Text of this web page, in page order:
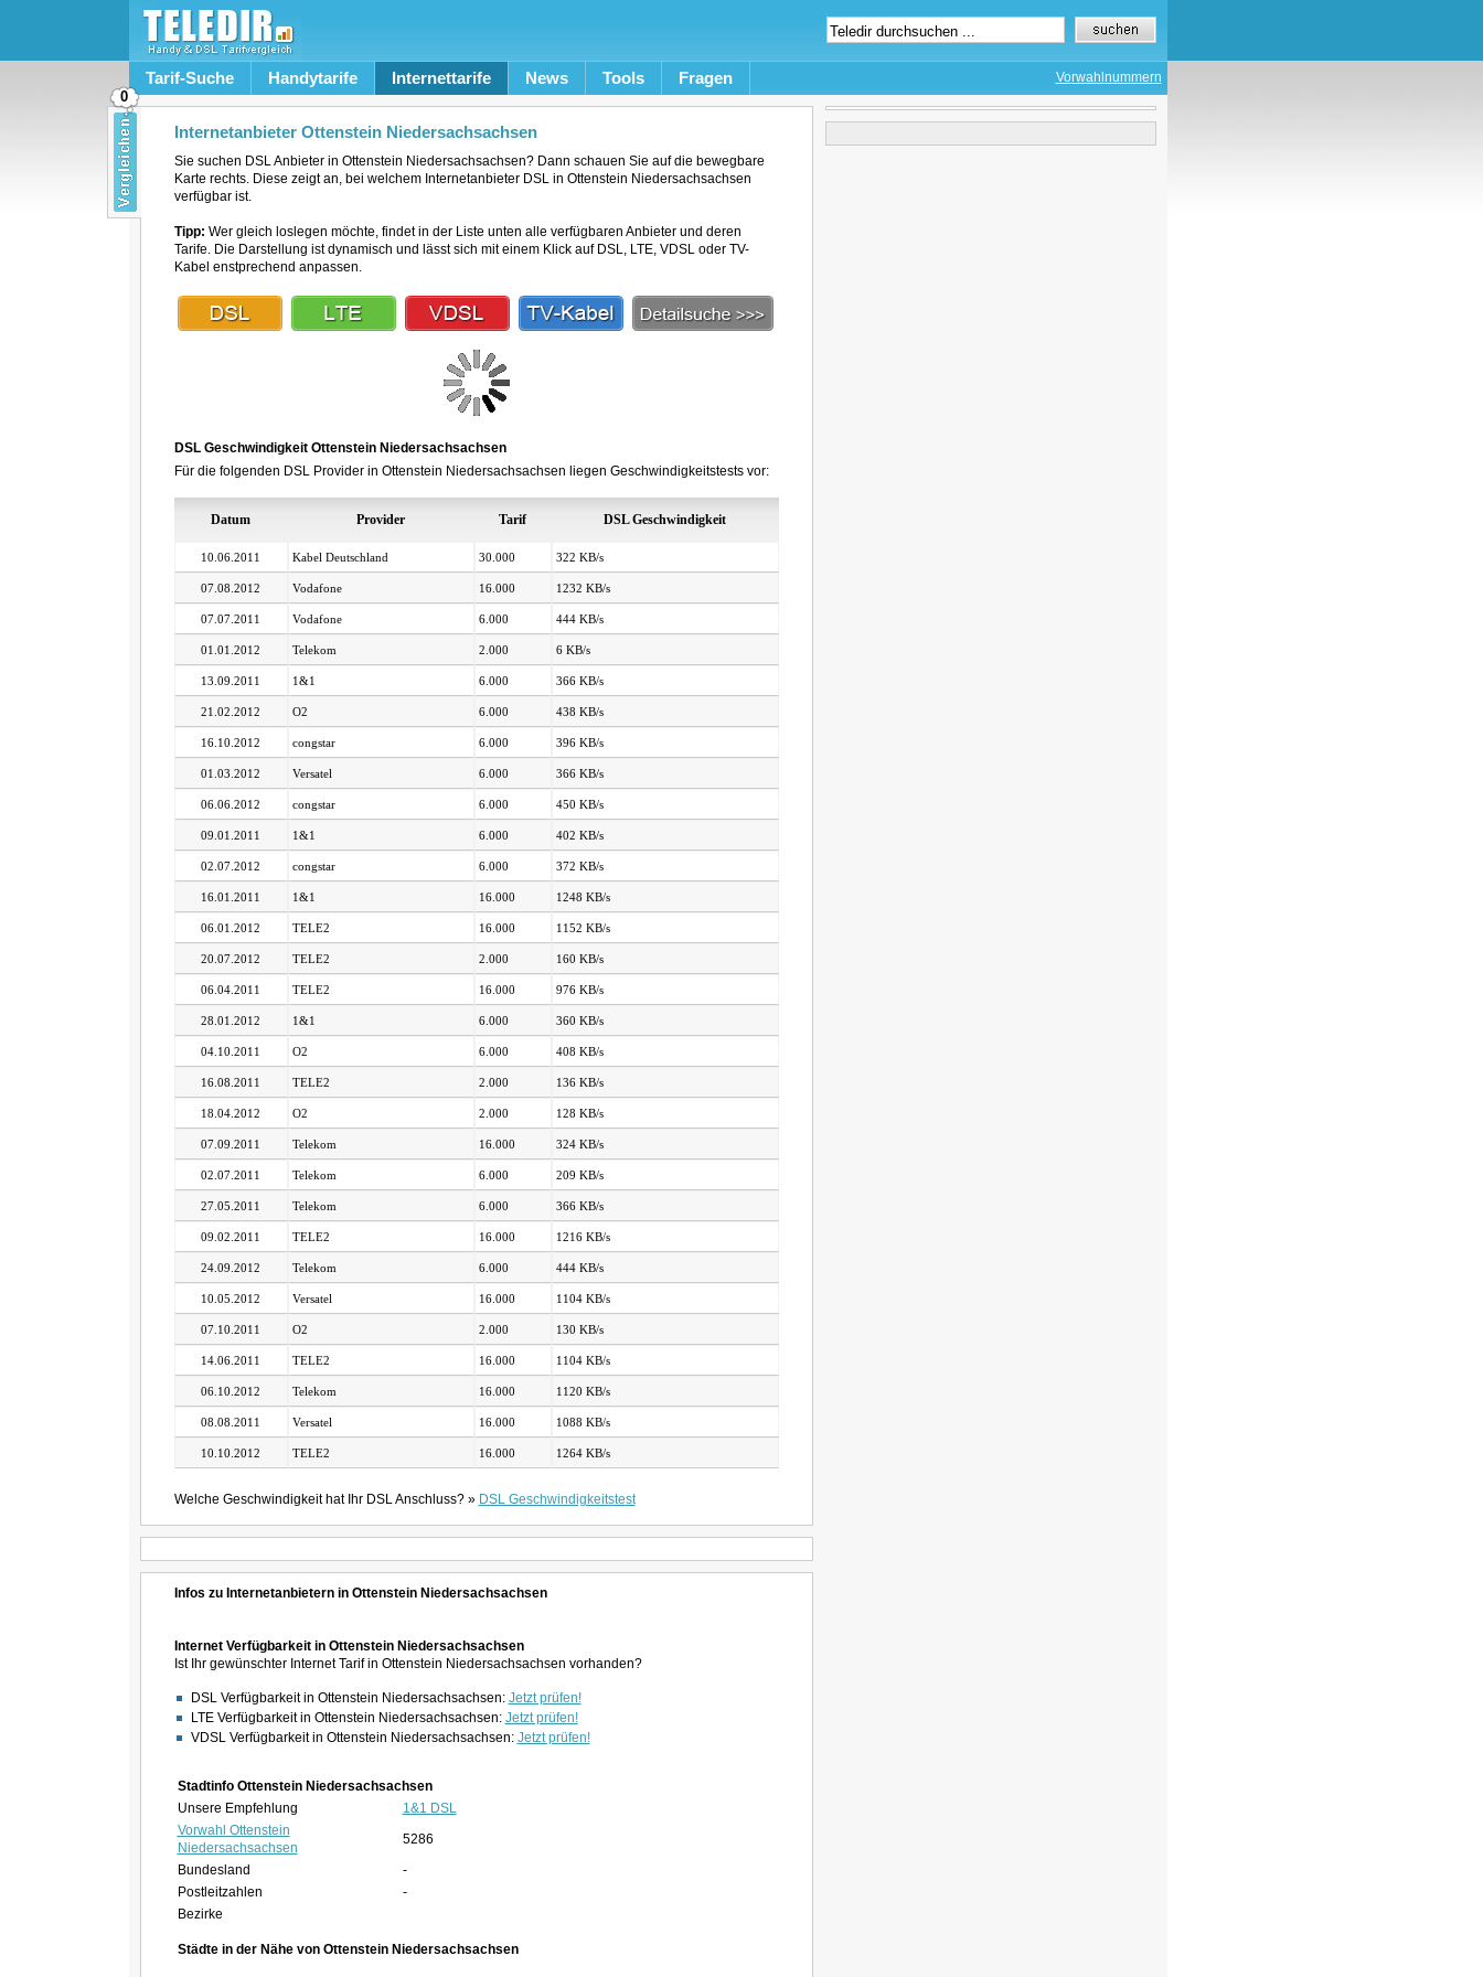
Tarif-Suche Handytarife Internettarife News Tools Fragen Vorwahlnummern
Internetanbieter Ottenstein Niedersachsachsen
Sie suchen DSL Anbieter in Ottenstein Niedersachsachsen? Dann schauen Sie auf die bewegbare
Karte rechts. Diese zeigt an, bei welchem Internetanbieter DSL in Ottenstein Niedersachsachsen
verfügbar ist.
Tipp: Wer gleich loslegen möchte, findet in der Liste unten alle verfügbaren Anbieter und deren
Tarife. Die Darstellung ist dynamisch und lässt sich mit einem Klick auf DSL, LTE, VDSL oder TV-
Kabel enstprechend anpassen.
DSL Geschwindigkeit Ottenstein Niedersachsachsen
Für die folgenden DSL Provider in Ottenstein Niedersachsachsen liegen Geschwindigkeitstests vor:
Datum Provider Tarif DSL Geschwindigkeit
10.06.2011 Kabel Deutschland 30.000 322 KB/s
07.08.2012 Vodafone 16.000 1232 KB/s
07.07.2011 Vodafone 6.000 444 KB/s
01.01.2012 Telekom 2.000 6 KB/s
13.09.2011 1&1 6.000 366 KB/s
21.02.2012 O2 6.000 438 KB/s
16.10.2012 congstar 6.000 396 KB/s
01.03.2012 Versatel 6.000 366 KB/s
06.06.2012 congstar 6.000 450 KB/s
09.01.2011 1&1 6.000 402 KB/s
02.07.2012 congstar 6.000 372 KB/s
16.01.2011 1&1 16.000 1248 KB/s
06.01.2012 TELE2 16.000 1152 KB/s
20.07.2012 TELE2 2.000 160 KB/s
06.04.2011 TELE2 16.000 976 KB/s
28.01.2012 1&1 6.000 360 KB/s
04.10.2011 O2 6.000 408 KB/s
16.08.2011 TELE2 2.000 136 KB/s
18.04.2012 O2 2.000 128 KB/s
07.09.2011 Telekom 16.000 324 KB/s
02.07.2011 Telekom 6.000 209 KB/s
27.05.2011 Telekom 6.000 366 KB/s
09.02.2011 TELE2 16.000 1216 KB/s
24.09.2012 Telekom 6.000 444 KB/s
10.05.2012 Versatel 16.000 1104 KB/s
07.10.2011 O2 2.000 130 KB/s
14.06.2011 TELE2 16.000 1104 KB/s
06.10.2012 Telekom 16.000 1120 KB/s
08.08.2011 Versatel 16.000 1088 KB/s
10.10.2012 TELE2 16.000 1264 KB/s
Welche Geschwindigkeit hat Ihr DSL Anschluss? » DSL Geschwindigkeitstest
Infos zu Internetanbietern in Ottenstein Niedersachsachsen
Internet Verfügbarkeit in Ottenstein Niedersachsachsen
Ist Ihr gewünschter Internet Tarif in Ottenstein Niedersachsachsen vorhanden?
DSL Verfügbarkeit in Ottenstein Niedersachsachsen: Jetzt prüfen!
LTE Verfügbarkeit in Ottenstein Niedersachsachsen: Jetzt prüfen!
VDSL Verfügbarkeit in Ottenstein Niedersachsachsen: Jetzt prüfen!
Stadtinfo Ottenstein Niedersachsachsen
Unsere Empfehlung
1&1 DSL
Vorwahl Ottenstein
Niedersachsachsen
5286
Bundesland
-
Postleitzahlen
-
Bezirke
Städte in der Nähe von Ottenstein Niedersachsachsen
0